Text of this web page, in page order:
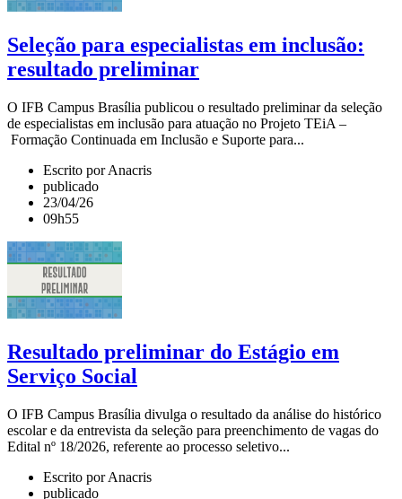
Seleção para especialistas em inclusão:
resultado preliminar
O IFB Campus Brasília publicou o resultado preliminar da seleção
de especialistas em inclusão para atuação no Projeto TEiA –
Formação Continuada em Inclusão e Suporte para...
Escrito por Anacris
publicado
23/04/26
09h55
Resultado preliminar do Estágio em
Serviço Social
O IFB Campus Brasília divulga o resultado da análise do histórico
escolar e da entrevista da seleção para preenchimento de vagas do
Edital nº 18/2026, referente ao processo seletivo...
Escrito por Anacris
publicado